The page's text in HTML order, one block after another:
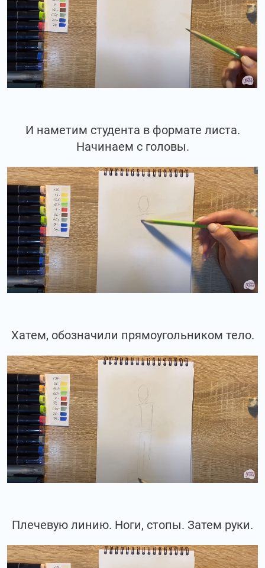
И наметим студента в формате листа.
Начинаем с головы.
Хатем, обозначили прямоугольником тело.
Плечевую линию. Ноги, стопы. Затем руки.